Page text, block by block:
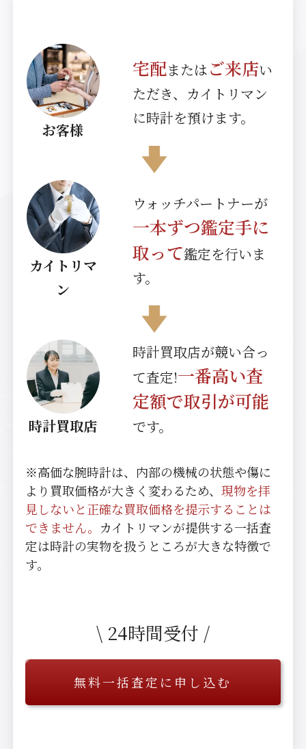
お客様
宅配またはご来店い
ただき、カイトリマン
に時計を預けます。
カイトリマ
ン
ウォッチパートナーが
一本ずつ鑑定手に
取って鑑定を行いま
す。
時計買取店
時計買取店が競い合っ
て査定!一番高い査
定額で取引が可能
です。
※高価な腕時計は、内部の機械の状態や傷に
より買取価格が大きく変わるため、 現物を拝
見しないと正確な買取価格を提示することは
できません。 カイトリマンが提供する一括査
定は時計の実物を扱うところが大きな特徴で
す。
\ 24時間受付 /
無料一括査定に申し込む